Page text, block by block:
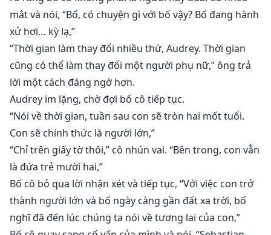
mắt và nói, “Bố, có chuyện gì với bố vậy? Bố đang hành
xử hơi… kỳ lạ,”
“Thời gian làm thay đổi nhiều thứ, Audrey. Thời gian
cũng có thể làm thay đổi một người phụ nữ,” ông trả
lời một cách đáng ngờ hơn.
Audrey im lặng, chờ đợi bố cô tiếp tục.
“Nói về thời gian, tuần sau con sẽ tròn hai mốt tuổi.
Con sẽ chính thức là người lớn,”
“Chỉ trên giấy tờ thôi,” cô nhún vai. “Bên trong, con vẫn
là đứa trẻ mười hai,”
Bố cô bỏ qua lời nhận xét và tiếp tục, “Với việc con trở
thành người lớn và bố ngày càng gần đất xa trời, bố
nghĩ đã đến lúc chúng ta nói về tương lai của con,”